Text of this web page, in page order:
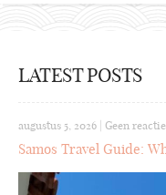
LATEST POSTS
augustus 5, 2026 Geen
Samos Travel Guide: